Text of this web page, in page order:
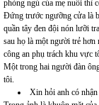
phòng ngủ của mẹ nuôi thì
Đứng trước ngưỡng cửa là
quần tây đen đội nón lưỡi
sau họ là một người trẻ hơn
công an phụ trách khu vực
Một trong hai người đàn
tôi.
Xin hỏi anh có